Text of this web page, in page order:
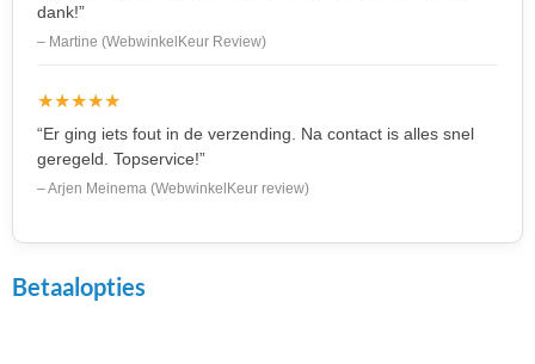
dank!”
– Martine (WebwinkelKeur Review)
★★★★★
“Er ging iets fout in de verzending. Na contact is alles snel
geregeld. Topservice!”
– Arjen Meinema (WebwinkelKeur review)
Betaalopties